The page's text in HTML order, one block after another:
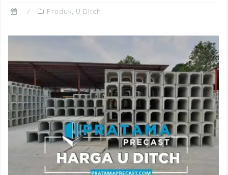
Produk, U Ditch